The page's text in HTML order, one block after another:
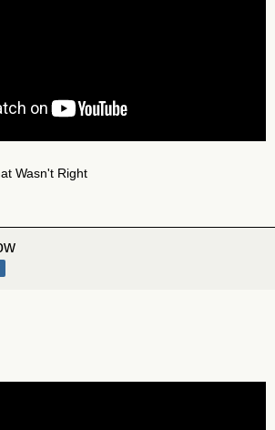
Wasn't Right